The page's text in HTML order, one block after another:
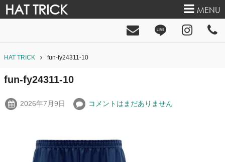
HAT TRICK MENU
HAT TRICK fun-fy24311-10
fun-fy24311-10
2026年7月9日 コメントはまだありません